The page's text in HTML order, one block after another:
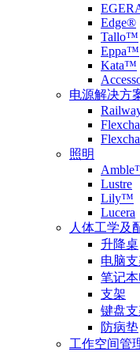
Edge®
Tallo™
Eppa™
Kata™
电源解决方
照明
Lustre
Lily™
Lucera
人体工学及
升降桌
电脑
笔记
支架
键盘
防病垫
工作空间管